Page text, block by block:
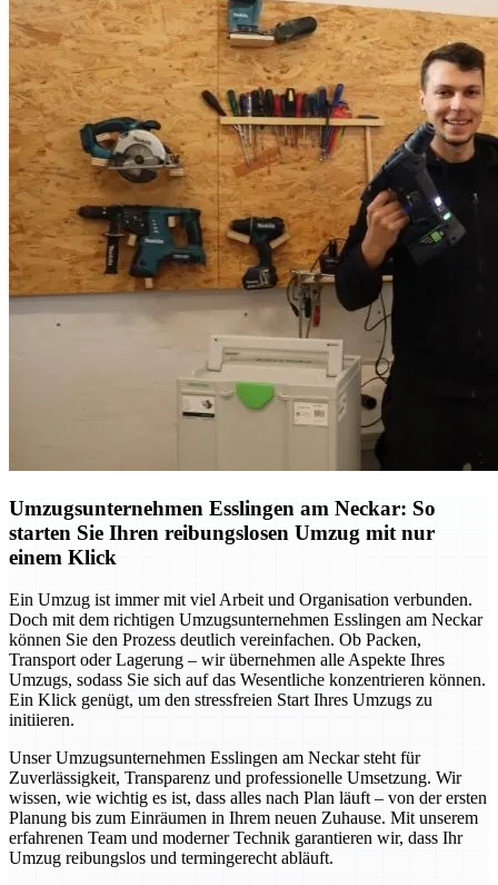
Umzugsunternehmen Esslingen am Neckar: So
starten Sie Ihren reibungslosen Umzug mit nur
einem Klick
Ein Umzug ist immer mit viel Arbeit und Organisation verbunden.
Doch mit dem richtigen Umzugsunternehmen Esslingen am Neckar
können Sie den Prozess deutlich vereinfachen. Ob Packen,
Transport oder Lagerung – wir übernehmen alle Aspekte Ihres
Umzugs, sodass Sie sich auf das Wesentliche konzentrieren können.
Ein Klick genügt, um den stressfreien Start Ihres Umzugs zu
initiieren.
Unser Umzugsunternehmen Esslingen am Neckar steht für
Zuverlässigkeit, Transparenz und professionelle Umsetzung. Wir
wissen, wie wichtig es ist, dass alles nach Plan läuft – von der ersten
Planung bis zum Einräumen in Ihrem neuen Zuhause. Mit unserem
erfahrenen Team und moderner Technik garantieren wir, dass Ihr
Umzug reibungslos und termingerecht abläuft.